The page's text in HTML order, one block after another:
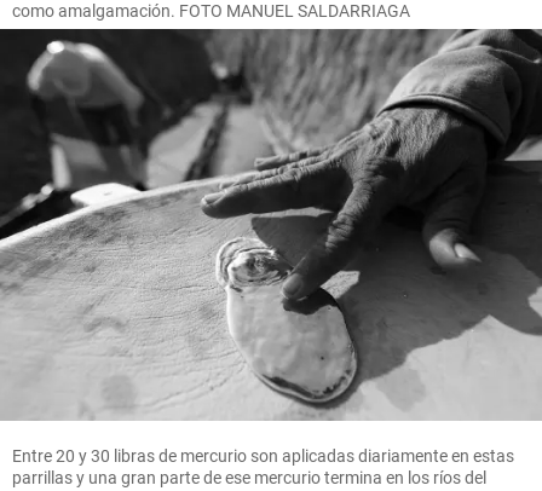
como amalgamación. FOTO MANUEL SALDARRIAGA
Entre 20 y 30 libras de mercurio son aplicadas diariamente en estas
parrillas y una gran parte de ese mercurio termina en los ríos del